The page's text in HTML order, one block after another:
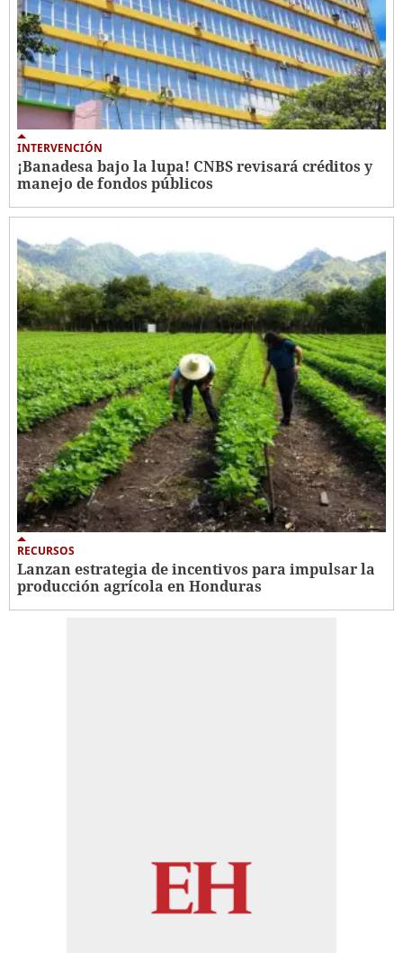
INTERVENCIÓN
¡Banadesa bajo la lupa! CNBS revisará créditos y
manejo de fondos públicos
RECURSOS
Lanzan estrategia de incentivos para impulsar la
producción agrícola en Honduras